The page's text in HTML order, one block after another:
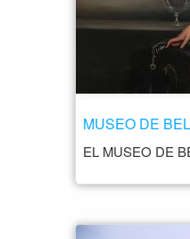
MUSEO DE